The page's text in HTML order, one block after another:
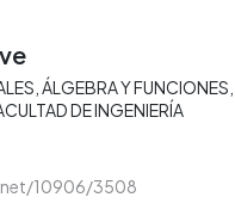
ÁLGEBRA Y FUNCIONES
DE INGENIERÍA
10906/3508